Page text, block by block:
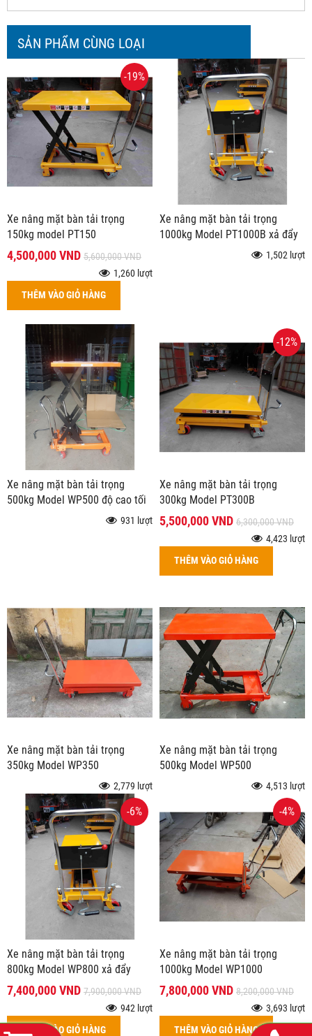
SẢN PHẨM CÙNG LOẠI
-19%
Xe nâng mặt bàn tải trọng
150kg model PT150
4,500,000 VND 5,600,000 VND
1,260 lượt
THÊM VÀO GIỎ HÀNG
Xe nâng mặt bàn tải trọng
1000kg Model PT1000B xả đẩy
1,502 lượt
Xe nâng mặt bàn tải trọng
500kg Model WP500 độ cao tối
931 lượt
-12%
Xe nâng mặt bàn tải trọng
300kg Model PT300B
5,500,000 VND 6,300,000 VND
4,423 lượt
THÊM VÀO GIỎ HÀNG
Xe nâng mặt bàn tải trọng
350kg Model WP350
2,779 lượt
Xe nâng mặt bàn tải trọng
500kg Model WP500
4,513 lượt
-6%
Xe nâng mặt bàn tải trọng
800kg Model WP800 xả đẩy
7,400,000 VND 7,900,000 VND
942 lượt
THÊM VÀO GIỎ HÀNG
-4%
Xe nâng mặt bàn tải trọng
1000kg Model WP1000
7,800,000 VND 8,200,000 VND
3,693 lượt
THÊM VÀO GIỎ HÀNG